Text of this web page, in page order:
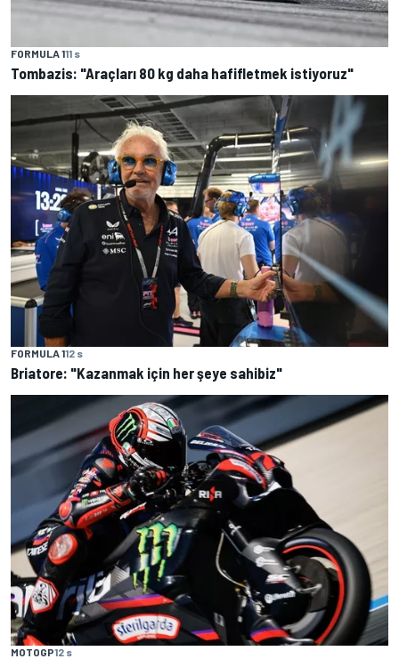
FORMULA 111 s
Tombazis: "Araçları 80 kg daha hafifletmek istiyoruz"
FORMULA 112 s
Briatore: "Kazanmak için her şeye sahibiz"
MOTOGP12 s